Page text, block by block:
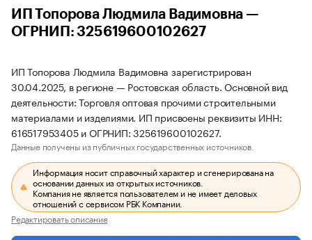
ИП Топорова Людмила Вадимовна —
ОГРНИП: 325619600102627
ИП Топорова Людмила Вадимовна зарегистрирован
30.04.2025, в регионе — Ростовская область. Основной вид
деятельности: Торговля оптовая прочими строительными
материалами и изделиями. ИП присвоены реквизиты ИНН:
616517953405 и ОГРНИП: 325619600102627.
Данные получены из публичных государственных источников.
Информация носит справочный характер и сгенерирована на
основании данных из открытых источников.
Компания не является пользователем и не имеет деловых
отношений с сервисом РБК Компании.
Редактировать описание